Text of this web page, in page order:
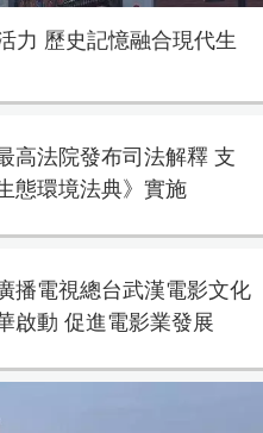
力 歷史記憶融合現代生
高法院發布司法解釋 支
態環境法典》實施
播電視總台武漢電影文化
啟動 促進電影業發展